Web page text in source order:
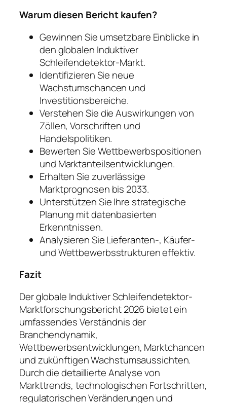
Warum diesen Bericht kaufen?
Gewinnen Sie umsetzbare Einblicke in
den globalen Induktiver
Schleifendetektor-Markt.
Identifizieren Sie neue
Wachstumschancen und
Investitionsbereiche.
Verstehen Sie die Auswirkungen von
Zöllen, Vorschriften und
Handelspolitiken.
Bewerten Sie Wettbewerbspositionen
und Marktanteilsentwicklungen.
Erhalten Sie zuverlässige
Marktprognosen bis 2033.
Unterstützen Sie Ihre strategische
Planung mit datenbasierten
Erkenntnissen.
Analysieren Sie Lieferanten-, Käufer-
und Wettbewerbsstrukturen effektiv.
Fazit
Der globale Induktiver Schleifendetektor-
Marktforschungsbericht 2026 bietet ein
umfassendes Verständnis der
Branchendynamik,
Wettbewerbsentwicklungen, Marktchancen
und zukünftigen Wachstumsaussichten.
Durch die detaillierte Analyse von
Markttrends, technologischen Fortschritten,
regulatorischen Veränderungen und